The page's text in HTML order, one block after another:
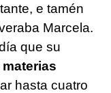
e tamén
Marcela.
que su
materias
hasta cuatro